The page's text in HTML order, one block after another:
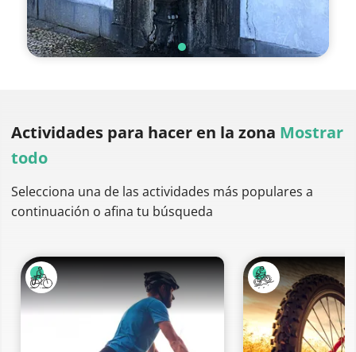
Actividades para hacer en la zona Mostrar
todo
Selecciona una de las actividades más populares a
continuación o afina tu búsqueda